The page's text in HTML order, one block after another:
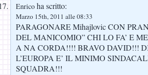
Enrico ha scritto:
Marzo 15th, 2011 alle 08:33
PARAGONARE Mihajlovic CON
DEL MANICOMIO” CHI LO FA’ E
A NA CORDA!!!! BRAVO DAVID!!!
L’EUROPA E’ IL MINIMO
SQUADRA!!!